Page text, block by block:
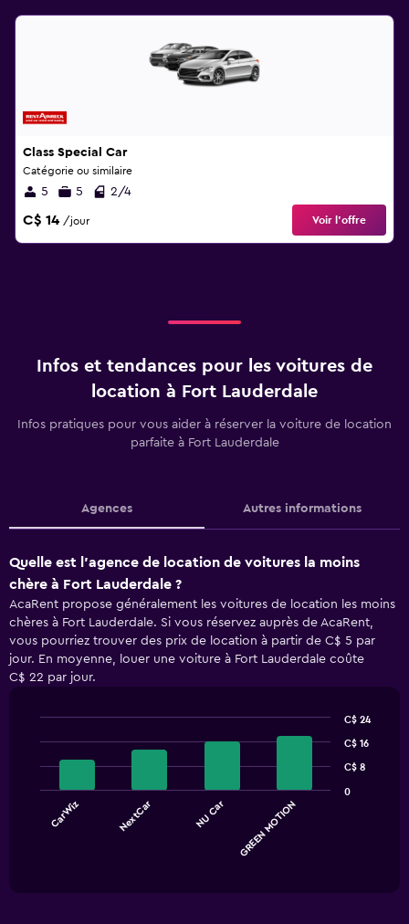
Class Special Car
Catégorie ou similaire
5 5 2/4
C$ 14 /jour Voir l’offre
Infos et tendances pour les voitures de
location à Fort Lauderdale
Infos pratiques pour vous aider à réserver la voiture de location
parfaite à Fort Lauderdale
Agences Autres informations
Quelle est l’agence de location de voitures la moins
chère à Fort Lauderdale ?
AcaRent propose généralement les voitures de location les moins
chères à Fort Lauderdale. Si vous réservez auprès de AcaRent,
vous pourriez trouver des prix de location à partir de C$ 5 par
jour. En moyenne, louer une voiture à Fort Lauderdale coûte
C$ 22 par jour.
with
bars.
The
CarWiz NextCar NU Car GREEN MOTION
0
C$ 8
C$ 16
C$ 24